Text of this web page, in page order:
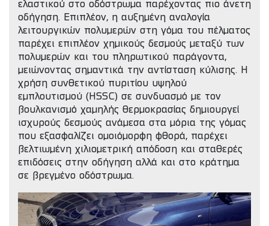
ελαστικού στο οδόστρωμα παρέχοντας πιο άνετη
οδήγηση. Επιπλέον, η αυξημένη αναλογία
λειτουργικών πολυμερών στη γόμα του πέλματος
παρέχει επιπλέον χημικούς δεσμούς μεταξύ των
πολυμερών και του πληρωτικού παράγοντα,
μειώνοντας σημαντικά την αντίσταση κύλισης. Η
χρήση συνθετικού πυριτίου υψηλού
εμπλουτισμού (HSSC) σε συνδυασμό με τον
βουλκανισμό χαμηλής θερμοκρασίας δημιουργεί
ισχυρούς δεσμούς ανάμεσα στα μόρια της γόμας
που εξασφαλίζει ομοιόμορφη φθορά, παρέχει
βελτιωμένη χιλιομετρική απόδοση και σταθερές
επιδόσεις στην οδήγηση αλλά και στο κράτημα
σε βρεγμένο οδόστρωμα.